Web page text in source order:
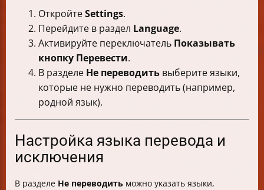
ОткройтеSettings.
Перейдите в раздел Language.
Активируйте переключатель Показывать
кнопку Перевести.
В разделе Не переводить выберите языки,
которые не нужно переводить (например,
родной язык).
Настройка языка перевода и
исключения
В разделе Не переводить можно указать языки,